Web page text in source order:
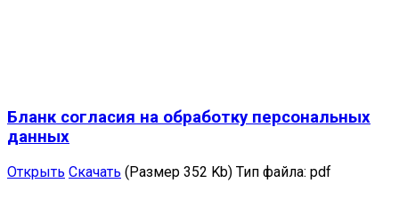
Бланк согласия на обработку персональных
данных
Открыть Скачать (Размер 352 Kb) Тип файла: pdf